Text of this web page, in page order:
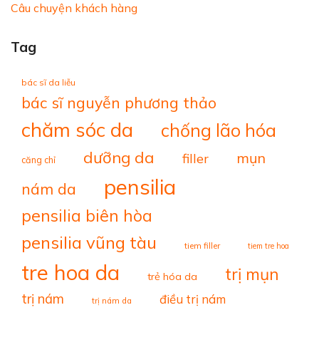
Câu chuyện khách hàng
Tag
bác sĩ da liễu
bác sĩ nguyễn phương thảo
chăm sóc da chống lão hóa
căng chỉ dưỡng da filler mụn
nám da pensilia
pensilia biên hòa
pensilia vũng tàu tiem filler tiem tre hoa
tre hoa da trẻ hóa da trị mụn
trị nám trị nám da điều trị nám